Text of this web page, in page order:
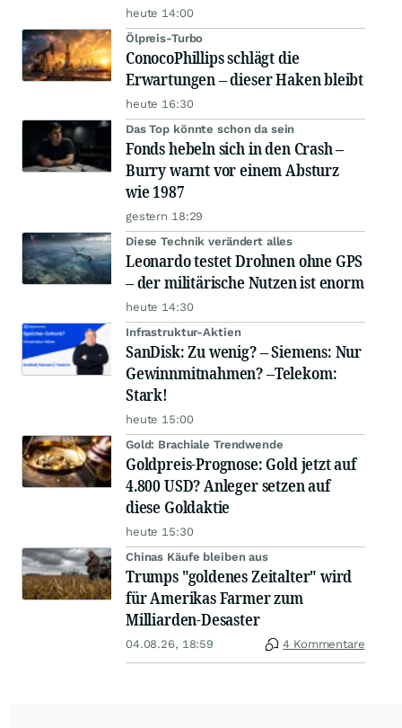
heute 14:00
Ölpreis-Turbo
ConocoPhillips schlägt die
Erwartungen – dieser Haken bleibt
heute 16:30
Das Top könnte schon da sein
Fonds hebeln sich in den Crash –
Burry warnt vor einem Absturz
wie 1987
gestern 18:29
Diese Technik verändert alles
Leonardo testet Drohnen ohne GPS
– der militärische Nutzen ist enorm
heute 14:30
Infrastruktur-Aktien
SanDisk: Zu wenig? – Siemens: Nur
Gewinnmitnahmen? –Telekom:
Stark!
heute 15:00
Gold: Brachiale Trendwende
Goldpreis-Prognose: Gold jetzt auf
4.800 USD? Anleger setzen auf
diese Goldaktie
heute 15:30
Chinas Käufe bleiben aus
Trumps "goldenes Zeitalter" wird
für Amerikas Farmer zum
Milliarden-Desaster
04.08.26, 18:59 4 Kommentare